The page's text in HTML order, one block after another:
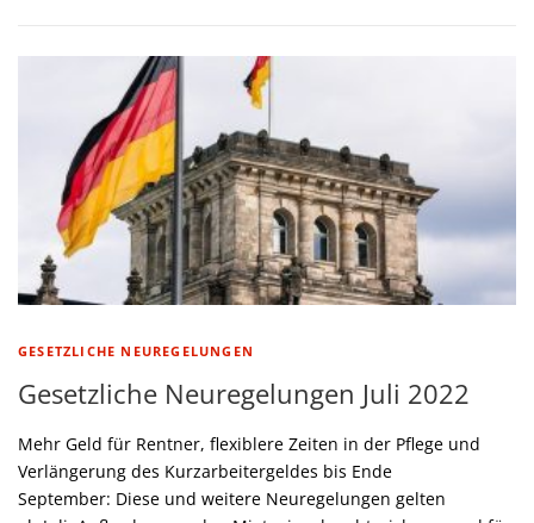
GESETZLICHE NEUREGELUNGEN
Gesetzliche Neuregelungen Juli 2022
Mehr Geld für Rentner, flexiblere Zeiten in der Pflege und
Verlängerung des Kurzarbeitergeldes bis Ende
September: Diese und weitere Neuregelungen gelten